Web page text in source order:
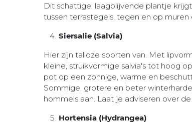
Dit schattige, laagblijvende plantje
tussen terrastegels, tegen en op
Siersalie (Salvia)
Hier zijn talloze soorten van. Met
kleine, struikvormige salvia's tot hoog
pot op een zonnige, warme en
Sommige, grotere en beter
hommels aan. Laat je adviseren over
Hortensia (Hydrangea)